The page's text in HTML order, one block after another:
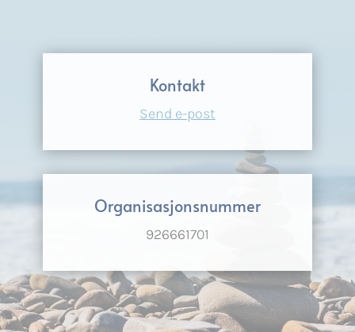
Kontakt
Send e-post
Organisasjonsnummer
926661701